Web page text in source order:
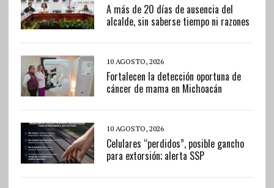
A más de 20 días de ausencia del
alcalde, sin saberse tiempo ni razones
10 AGOSTO, 2026
Fortalecen la detección oportuna de
cáncer de mama en Michoacán
10 AGOSTO, 2026
Celulares “perdidos”, posible gancho
para extorsión; alerta SSP